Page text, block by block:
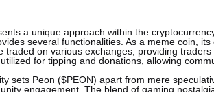
a unique approach within the
several functionalities. As a meme coin,
traded on various exchanges, providing
for tipping and donations, allowing
sets Peon ($PEON) apart from mere
engagement. The blend of gaming